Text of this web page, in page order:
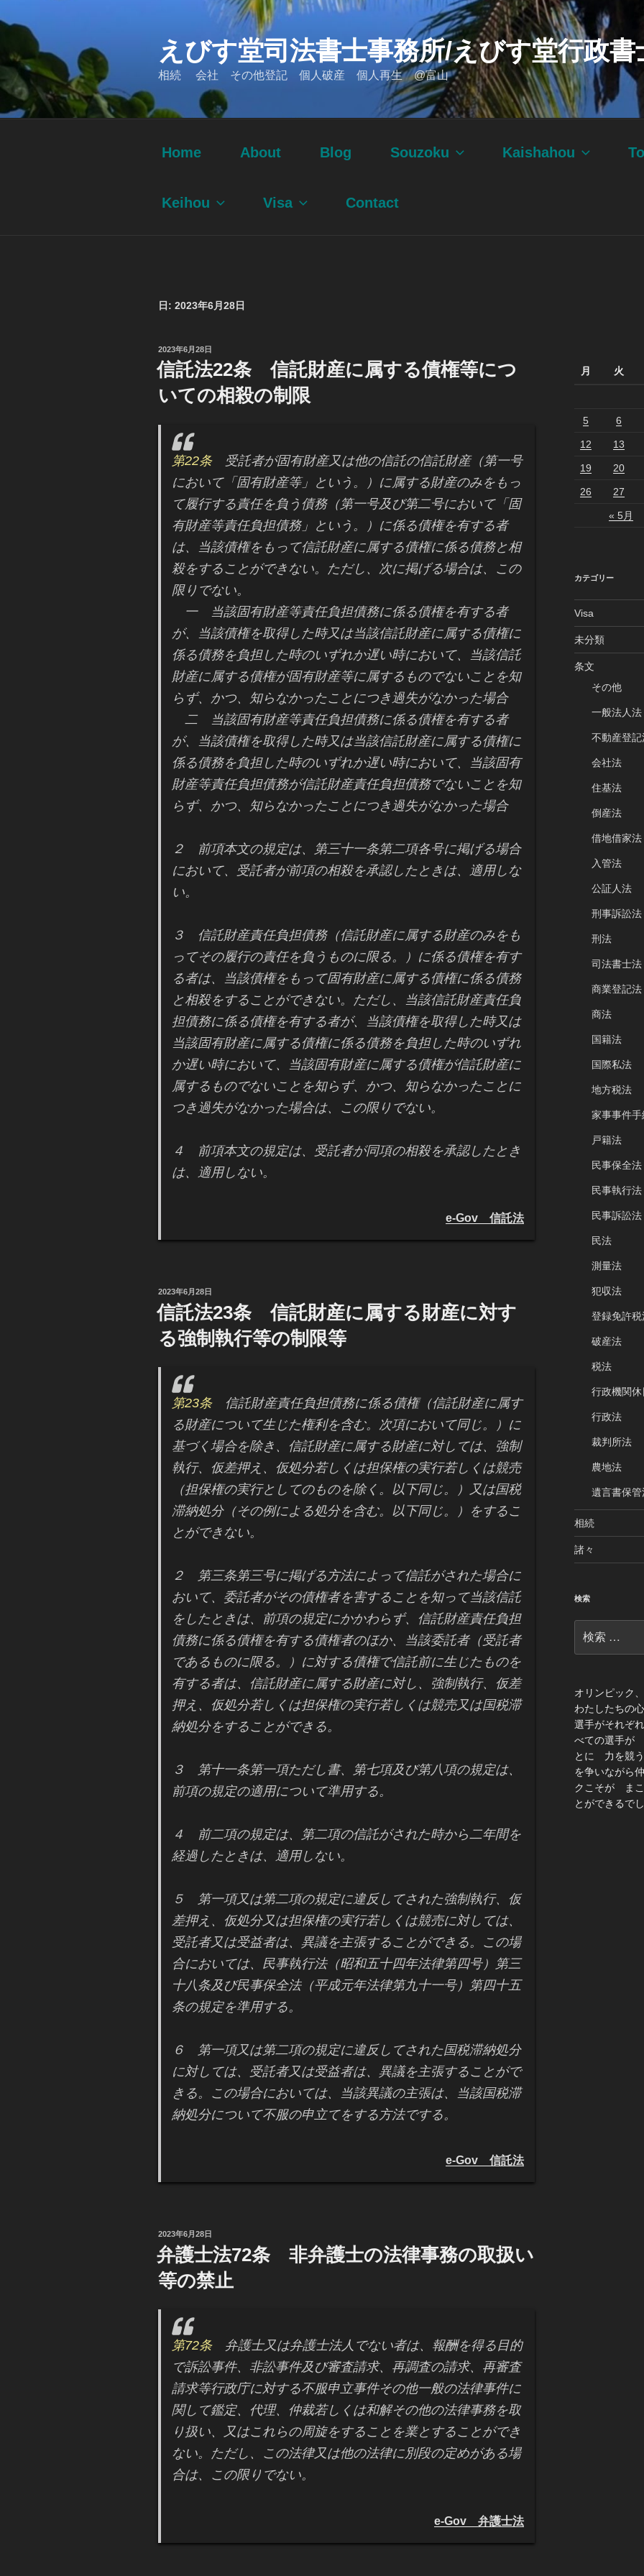
ン
ン
へ
ス
えびす堂司法書士事務所/えびす堂行政書
相続 会社 その他登記 個人破産 個人再生 @富山
Home About Blog Souzoku Kaishahou
Keihou Visa Contact
日: 2023年6月28日
投
稿
日:
2023年6月28日
信託法22条 信託財産に属する債権等につ
いての相殺の制限
第22条受託者が固有財産又は他の信託の信託財産（第一号
において「固有財産等」という。）に属する財産のみをもっ
て履行する責任を負う債務（第一号及び第二号において「固
有財産等責任負担債務」という。）に係る債権を有する者
は、当該債権をもって信託財産に属する債権に係る債務と相
殺をすることができない。ただし、次に掲げる場合は、この
限りでない。
一 当該固有財産等責任負担債務に係る債権を有する者
が、当該債権を取得した時又は当該信託財産に属する債権に
係る債務を負担した時のいずれか遅い時において、当該信託
財産に属する債権が固有財産等に属するものでないことを知
らず、かつ、知らなかったことにつき過失がなかった場合
二 当該固有財産等責任負担債務に係る債権を有する者
が、当該債権を取得した時又は当該信託財産に属する債権に
係る債務を負担した時のいずれか遅い時において、当該固有
財産等責任負担債務が信託財産責任負担債務でないことを知
らず、かつ、知らなかったことにつき過失がなかった場合
２ 前項本文の規定は、第三十一条第二項各号に掲げる場合
において、受託者が前項の相殺を承認したときは、適用しな
い。
３ 信託財産責任負担債務（信託財産に属する財産のみをも
ってその履行の責任を負うものに限る。）に係る債権を有す
る者は、当該債権をもって固有財産に属する債権に係る債務
と相殺をすることができない。ただし、当該信託財産責任負
担債務に係る債権を有する者が、当該債権を取得した時又は
当該固有財産に属する債権に係る債務を負担した時のいずれ
か遅い時において、当該固有財産に属する債権が信託財産に
属するものでないことを知らず、かつ、知らなかったことに
つき過失がなかった場合は、この限りでない。
４ 前項本文の規定は、受託者が同項の相殺を承認したとき
は、適用しない。
e-Gov 信託法
投
稿
日:
2023年6月28日
信託法23条 信託財産に属する財産に対す
る強制執行等の制限等
第23条信託財産責任負担債務に係る債権（信託財産に属す
る財産について生じた権利を含む。次項において同じ。）に
基づく場合を除き、信託財産に属する財産に対しては、強制
執行、仮差押え、仮処分若しくは担保権の実行若しくは競売
（担保権の実行としてのものを除く。以下同じ。）又は国税
滞納処分（その例による処分を含む。以下同じ。）をするこ
とができない。
２ 第三条第三号に掲げる方法によって信託がされた場合に
おいて、委託者がその債権者を害することを知って当該信託
をしたときは、前項の規定にかかわらず、信託財産責任負担
債務に係る債権を有する債権者のほか、当該委託者（受託者
であるものに限る。）に対する債権で信託前に生じたものを
有する者は、信託財産に属する財産に対し、強制執行、仮差
押え、仮処分若しくは担保権の実行若しくは競売又は国税滞
納処分をすることができる。
３ 第十一条第一項ただし書、第七項及び第八項の規定は、
前項の規定の適用について準用する。
４ 前二項の規定は、第二項の信託がされた時から二年間を
経過したときは、適用しない。
５ 第一項又は第二項の規定に違反してされた強制執行、仮
差押え、仮処分又は担保権の実行若しくは競売に対しては、
受託者又は受益者は、異議を主張することができる。この場
合においては、民事執行法（昭和五十四年法律第四号）第三
十八条及び民事保全法（平成元年法律第九十一号）第四十五
条の規定を準用する。
６ 第一項又は第二項の規定に違反してされた国税滞納処分
に対しては、受託者又は受益者は、異議を主張することがで
きる。この場合においては、当該異議の主張は、当該国税滞
納処分について不服の申立てをする方法でする。
e-Gov 信託法
投
稿
日:
2023年6月28日
弁護士法72条 非弁護士の法律事務の取扱い
等の禁止
第72条弁護士又は弁護士法人でない者は、報酬を得る目的
で訴訟事件、非訟事件及び審査請求、再調査の請求、再審査
請求等行政庁に対する不服申立事件その他一般の法律事件に
関して鑑定、代理、仲裁若しくは和解その他の法律事務を取
り扱い、又はこれらの周旋をすることを業とすることができ
ない。ただし、この法律又は他の法律に別段の定めがある場
合は、この限りでない。
e-Gov 弁護士法
月 火
« 5月
5 6
12 13
19 20
26 27
カテゴリー
Visa
未分類
条文
その他
一般法人法
不動産登記
会社法
住基法
倒産法
借地借家法
入管法
公証人法
刑事訴訟法
刑法
司法書士法
商業登記法
商法
国籍法
国際私法
地方税法
家事事件手
戸籍法
民事保全法
民事執行法
民事訴訟法
民法
測量法
犯収法
登録免許税
破産法
税法
行政機関休
行政法
裁判所法
農地法
遺言書保管
相続
諸々
検索
索:
オリンピック
わたしたちの
選手がそれぞ
べての選手が
とに 力を競う
を争いながら
クこそが まこ
とができるで